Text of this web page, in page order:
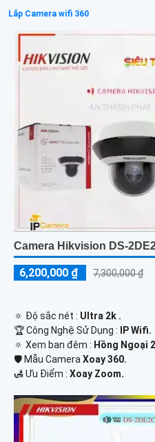
Lắp Camera wifi 360
Camera Hikvision DS-
6,200,000 ₫ 7,300,000 ₫
🔅 Độ sắc nét : Ultra 2k .
🏆 Công Nghệ Sử Dụng :
IP Wifi.
🔅 Xem ban đêm : Hồng Ngoại
🛡 Mẫu CameraXoay 360.
️🛃 Ưu Điểm : Xoay Zoom.